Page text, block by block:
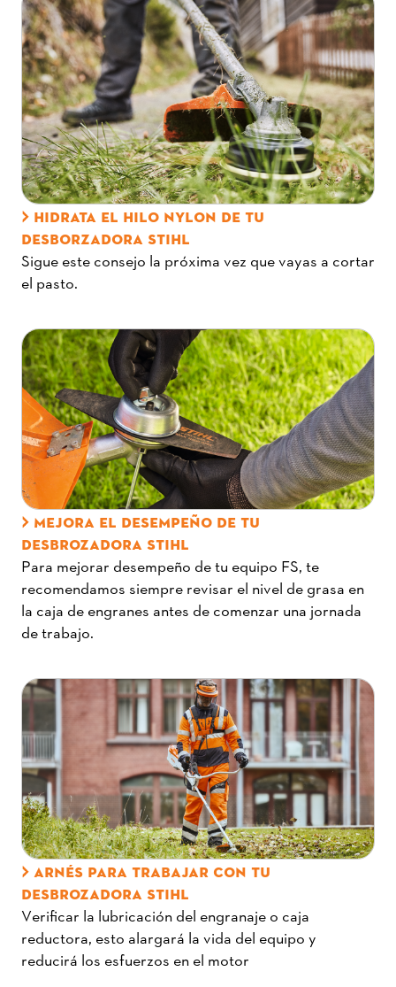
HIDRATA EL HILO NYLON DE TU
DESBORZADORA STIHL
Sigue este consejo la próxima vez que vayas a cortar
el pasto.
MEJORA EL DESEMPEÑO DE TU
DESBROZADORA STIHL
Para mejorar desempeño de tu equipo FS, te
recomendamos siempre revisar el nivel de grasa en
la caja de engranes antes de comenzar una jornada
de trabajo.
ARNÉS PARA TRABAJAR CON TU
DESBROZADORA STIHL
Verificar la lubricación del engranaje o caja
reductora, esto alargará la vida del equipo y
reducirá los esfuerzos en el motor